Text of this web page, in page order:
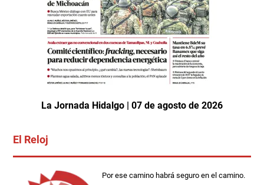
La Jornada Hidalgo | 07 de agosto de 2026
El Reloj
Por ese camino habrá seguro en el camino.